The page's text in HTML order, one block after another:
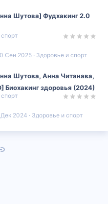
Шутова] Фудхакинг 2.0
Здоровье и спорт
Сен 2025
Шутова, Анна Читанава,
Биохакинг здоровья (2024)
Здоровье и спорт
Дек 2024
почта